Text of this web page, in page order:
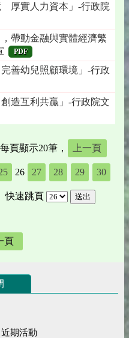
厚實人力資本」-行政院
，帶動金融與實體經濟繁
PDF
善幼兒照顧環境」-行政
造互利共贏」-行政院文
頁顯示20筆， 上一頁
26 27 28 29 30
快速跳頁
頁
近期活動